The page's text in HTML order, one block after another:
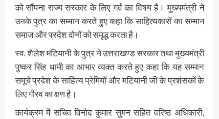
को सौंपना राज्य सरकार के लिए गर्व का विषय है। मुख्यमंत्री ने
उनके पुत्र का सम्मान करते हुए कहा कि साहित्यकारों का सम्मान
समाज और प्रदेश दोनों को समृद्ध करता है।
स्व. शैलेश मटियानी के पुत्र ने उत्तराखण्ड सरकार तथा मुख्यमंत्री
पुष्कर सिंह धामी का आभार व्यक्त करते हुए कहा कि यह सम्मान
समूचे प्रदेश के साहित्य प्रेमियों और मटियानी जी के प्रशंसकों के
लिए गौरव का क्षण है।
कार्यक्रम में सचिव विनोद कुमार सुमन सहित वरिष्ठ अधिकारी,